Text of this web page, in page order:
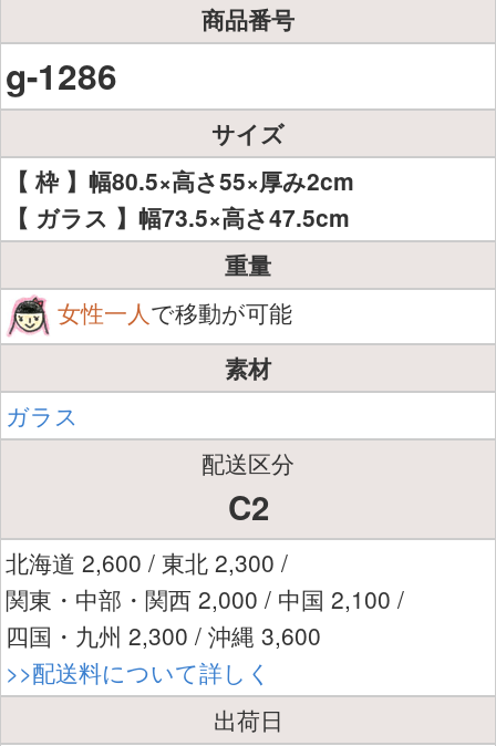
商品番号
g-1286
サイズ
【 枠 】幅80.5×高さ55×厚み2cm
【 ガラス 】幅73.5×高さ47.5cm
重量
女性一人で移動が可能
素材
ガラス
配送区分
C2
北海道 2,600 / 東北 2,300 /
関東・中部・関西 2,000 / 中国 2,100 /
四国・九州 2,300 / 沖縄 3,600
>>配送料について詳しく
出荷日